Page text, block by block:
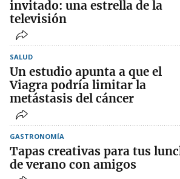
invitado: una estrella de la
televisión
SALUD
Un estudio apunta a que el
Viagra podría limitar la
metástasis del cáncer
GASTRONOMÍA
Tapas creativas para tus
de verano con amigos